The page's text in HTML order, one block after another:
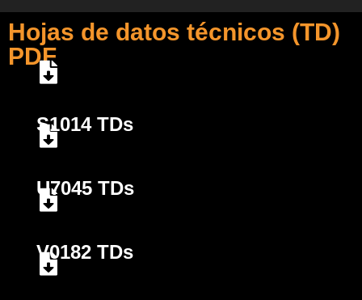
Hojas de datos técnicos (TD)
PDF
S1014 TDs
U7045 TDs
V0182 TDs